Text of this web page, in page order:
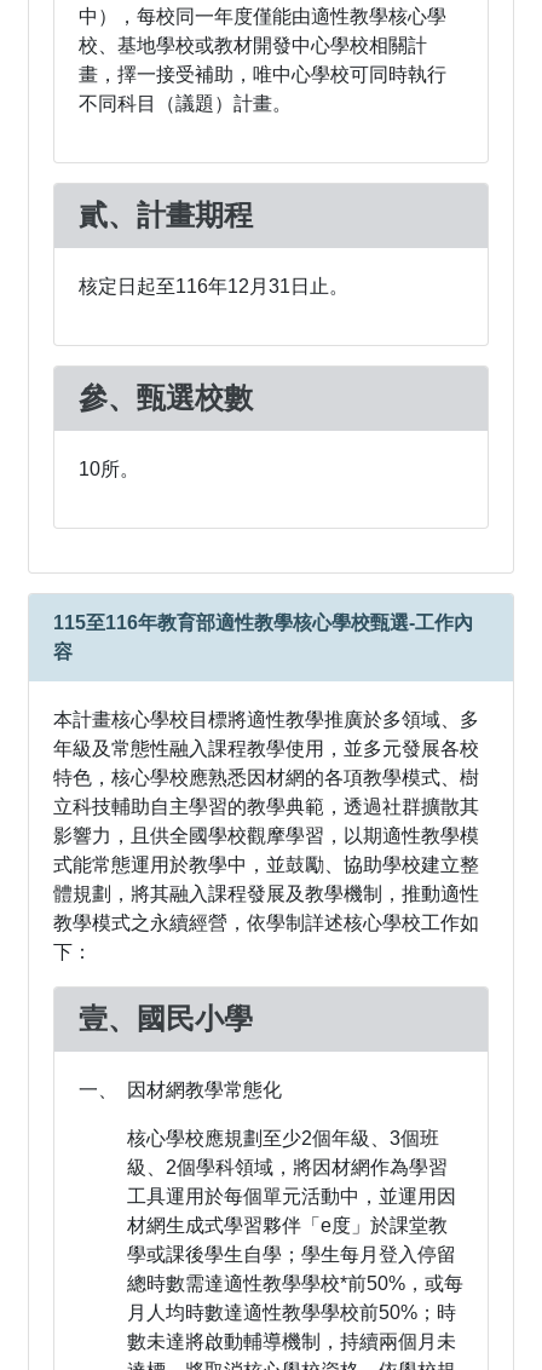
中），每校同一年度僅能由適性教學核心學
校、基地學校或教材開發中心學校相關計
畫，擇一接受補助，唯中心學校可同時執行
不同科目（議題）計畫。
貳、計畫期程
核定日起至116年12月31日止。
參、甄選校數
10所。
115至116年教育部適性教學核心學校甄選-工作內
容
本計畫核心學校目標將適性教學推廣於多領域、多
年級及常態性融入課程教學使用，並多元發展各校
特色，核心學校應熟悉因材網的各項教學模式、樹
立科技輔助自主學習的教學典範，透過社群擴散其
影響力，且供全國學校觀摩學習，以期適性教學模
式能常態運用於教學中，並鼓勵、協助學校建立整
體規劃，將其融入課程發展及教學機制，推動適性
教學模式之永續經營，依學制詳述核心學校工作如
下：
壹、國民小學
一、 因材網教學常態化
核心學校應規劃至少2個年級、3個班
級、2個學科領域，將因材網作為學習
工具運用於每個單元活動中，並運用因
材網生成式學習夥伴「e度」於課堂教
學或課後學生自學；學生每月登入停留
總時數需達適性教學學校*前50%，或每
月人均時數達適性教學學校前50%；時
數未達將啟動輔導機制，持續兩個月未